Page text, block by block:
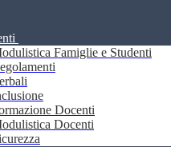
Famiglie e Studenti
Docenti
Docenti